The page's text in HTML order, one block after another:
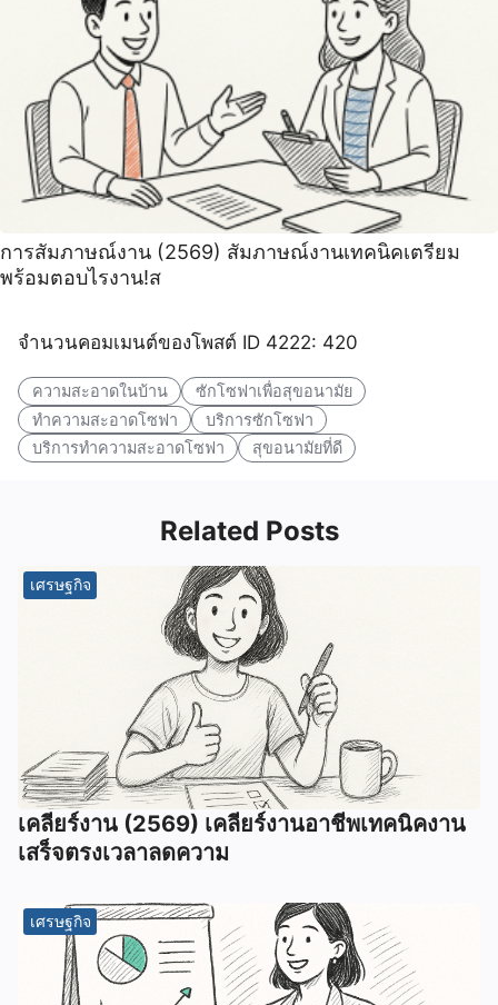
การสัมภาษณ์งาน (2569) สัมภาษณ์งานเทคนิคเตรียม
พร้อมตอบไรงาน!ส
จำนวนคอมเมนต์ของโพสต์ ID 4222: 420
ความสะอาดในบ้าน
ซักโซฟาเพื่อสุขอนามัย
ทำความสะอาดโซฟา
บริการซักโซฟา
บริการทำความสะอาดโซฟา
สุขอนามัยที่ดี
Related Posts
เศรษฐกิจ
เคลียร์งาน (2569) เคลียร์งานอาชีพเทคนิคงาน
เสร็จตรงเวลาลดความ
เศรษฐกิจ